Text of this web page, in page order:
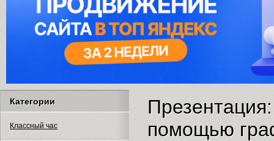
Категории
Классный час
помощью